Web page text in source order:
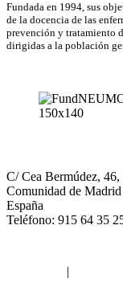
Fundada en 1994, sus
de la docencia de las
prevención y tratamiento
dirigidas a la población
C/ Cea Bermúdez,
Comunidad de Madrid
España
Teléfono: 915 64 35
|